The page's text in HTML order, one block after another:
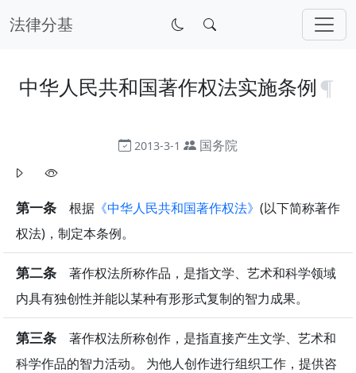
法律分基
中华人民共和国著作权法实施条例
2013-3-1 国务院
第一条 根据 《中华人民共和国著作权法》 (以下简称著作
权法)，制定本条例。
第二条 著作权法所称作品，是指文学、艺术和科学领域
内具有独创性并能以某种有形形式复制的智力成果。
第三条 著作权法所称创作，是指直接产生文学、艺术和
科学作品的智力活动。 为他人创作进行组织工作，提供咨